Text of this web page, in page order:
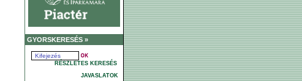
GYORSKERESÉS »
RÉSZLETES KERESÉS
JAVASLATOK